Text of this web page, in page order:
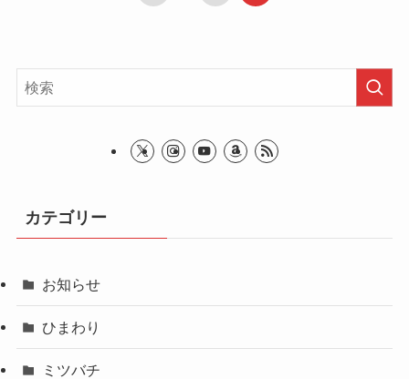
カテゴリー
お知らせ
ひまわり
ミツバチ